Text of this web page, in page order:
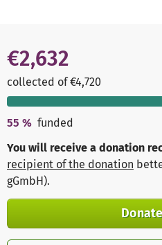
€2,632
collected of €4,720
55 % funded
You will receive a donation
recipient of the donation
gGmbH).